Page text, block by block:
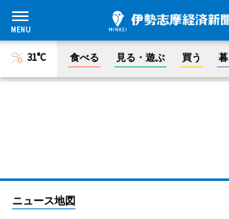
31°C 食べる 見る・遊ぶ 買う
ニュース地図